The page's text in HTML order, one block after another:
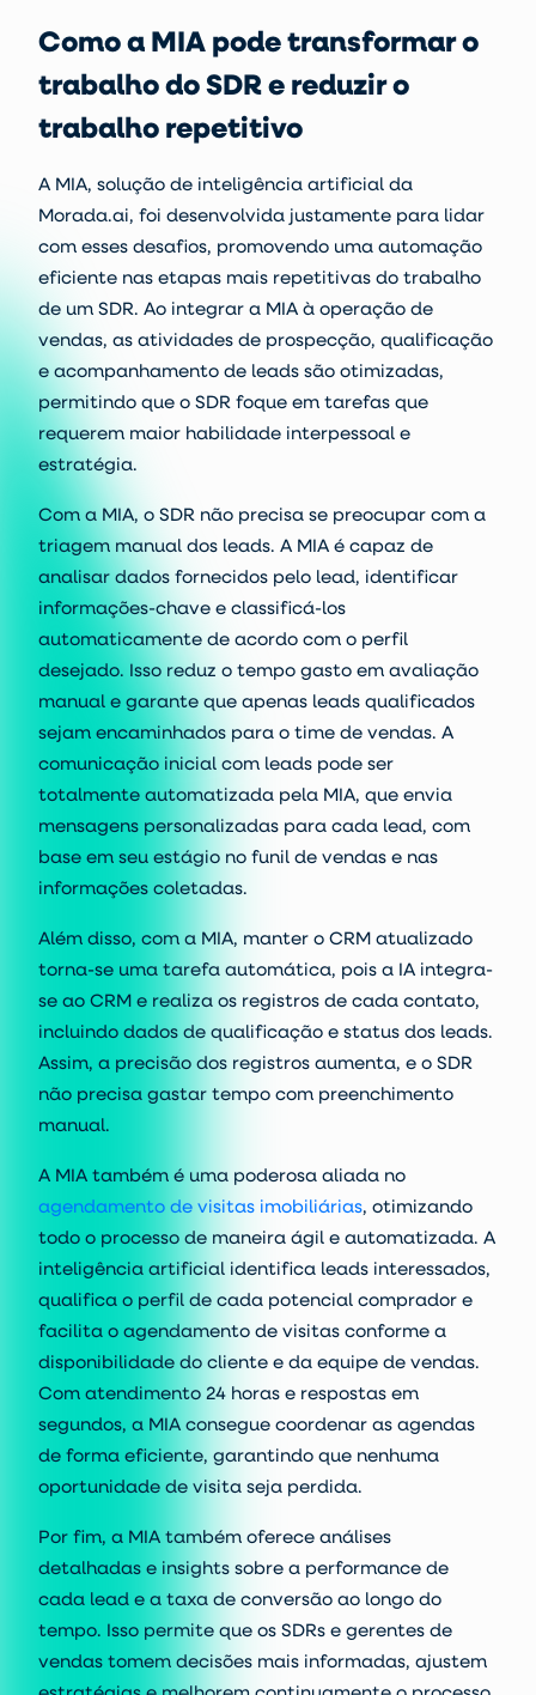
Como a MIA pode transformar o
trabalho do SDR e reduzir o
trabalho repetitivo
A MIA, solução de inteligência artificial da
Morada.ai, foi desenvolvida justamente para lidar
com esses desafios, promovendo uma automação
eficiente nas etapas mais repetitivas do trabalho
de um SDR. Ao integrar a MIA à operação de
vendas, as atividades de prospecção, qualificação
e acompanhamento de leads são otimizadas,
permitindo que o SDR foque em tarefas que
requerem maior habilidade interpessoal e
estratégia.
Com a MIA, o SDR não precisa se preocupar com a
triagem manual dos leads. A MIA é capaz de
analisar dados fornecidos pelo lead, identificar
informações-chave e classificá-los
automaticamente de acordo com o perfil
desejado. Isso reduz o tempo gasto em avaliação
manual e garante que apenas leads qualificados
sejam encaminhados para o time de vendas. A
comunicação inicial com leads pode ser
totalmente automatizada pela MIA, que envia
mensagens personalizadas para cada lead, com
base em seu estágio no funil de vendas e nas
informações coletadas.
Além disso, com a MIA, manter o CRM atualizado
torna-se uma tarefa automática, pois a IA integra-
se ao CRM e realiza os registros de cada contato,
incluindo dados de qualificação e status dos leads.
Assim, a precisão dos registros aumenta, e o SDR
não precisa gastar tempo com preenchimento
manual.
A MIA também é uma poderosa aliada no
agendamento de visitas imobiliárias, otimizando
todo o processo de maneira ágil e automatizada. A
inteligência artificial identifica leads interessados,
qualifica o perfil de cada potencial comprador e
facilita o agendamento de visitas conforme a
disponibilidade do cliente e da equipe de vendas.
Com atendimento 24 horas e respostas em
segundos, a MIA consegue coordenar as agendas
de forma eficiente, garantindo que nenhuma
oportunidade de visita seja perdida.
Por fim, a MIA também oferece análises
detalhadas e insights sobre a performance de
cada lead e a taxa de conversão ao longo do
tempo. Isso permite que os SDRs e gerentes de
vendas tomem decisões mais informadas, ajustem